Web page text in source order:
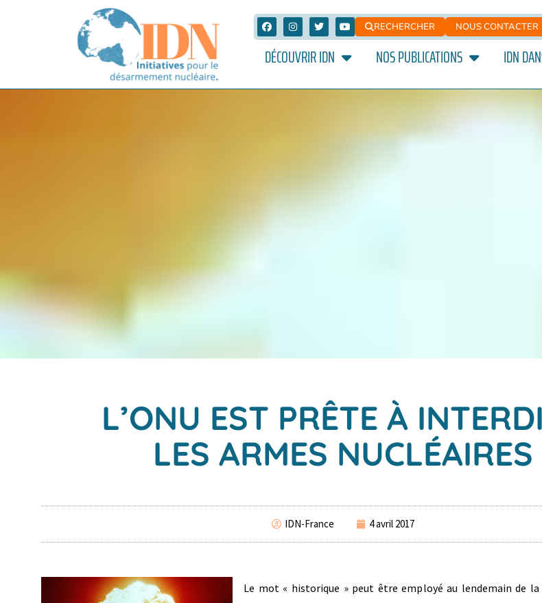
RECHERCHER NOUS CONTACTER
DÉCOUVRIR IDN NOS PUBLICATIONS IDN
L’ONU EST PRÊTE À
LES ARMES NUCLÉAIRES
IDN-France 4 avril 2017
Le mot « historique » peut être employé au lendemain de la